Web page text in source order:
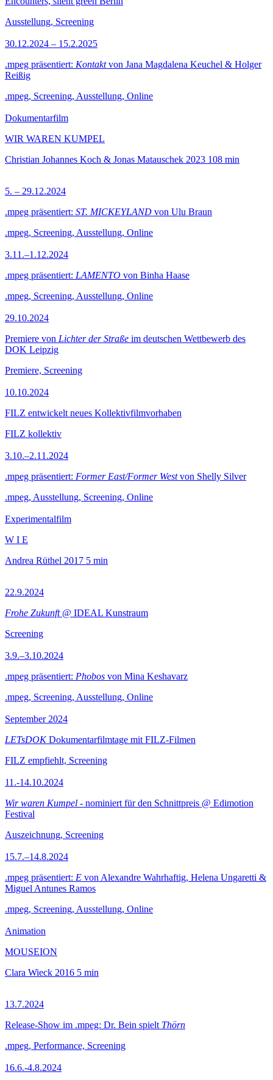
Ausstellung, Screening
30.12.2024 – 15.2.2025
.mpeg präsentiert: Kontaktvon Jana Magdalena Keuchel & Holger
Reißig
.mpeg, Screening, Ausstellung, Online
Dokumentarfilm
WIR WAREN KUMPEL
Christian Johannes Koch & Jonas Matauschek 2023 108 min
5. – 29.12.2024
.mpeg präsentiert: ST. MICKEYLAND von Ulu Braun
.mpeg, Screening, Ausstellung, Online
3.11.–1.12.2024
.mpeg präsentiert: LAMENTO von Binha Haase
.mpeg, Screening, Ausstellung, Online
29.10.2024
Premiere von Lichter der Straße im deutschen Wettbewerb des
DOK Leipzig
Premiere, Screening
10.10.2024
FILZ entwickelt neues Kollektivfilmvorhaben
FILZ kollektiv
3.10.–2.11.2024
.mpeg präsentiert: Former East/Former Westvon Shelly Silver
.mpeg, Ausstellung, Screening, Online
Experimentalfilm
W I E
Andrea Rüthel 2017 5 min
22.9.2024
Frohe Zukunft@ IDEAL Kunstraum
Screening
3.9.–3.10.2024
.mpeg präsentiert: Phobos von Mina Keshavarz
.mpeg, Screening, Ausstellung, Online
September 2024
LETsDOKDokumentarfilmtage mit FILZ-Filmen
FILZ empfiehlt, Screening
11.-14.10.2024
Wir waren Kumpel - nominiert für den Schnittpreis @ Edimotion
Festival
Auszeichnung, Screening
15.7.–14.8.2024
.mpeg präsentiert: E von Alexandre Wahrhaftig, Helena Ungaretti &
Miguel Antunes Ramos
.mpeg, Screening, Ausstellung, Online
Animation
MOUSEION
Clara Wieck 2016 5 min
13.7.2024
Release-Show im .mpeg: Dr. Bein spielt Thörn
.mpeg, Performance, Screening
16.6.-4.8.2024